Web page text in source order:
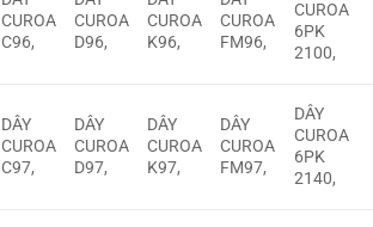
CUROA
C96,
CUROA
D96,
CUROA
K96,
CUROA
FM96,
CUROA
6PK
2100,
DÂY
CUROA
C97,
DÂY
CUROA
D97,
DÂY
CUROA
K97,
DÂY
CUROA
FM97,
DÂY
CUROA
6PK
2140,